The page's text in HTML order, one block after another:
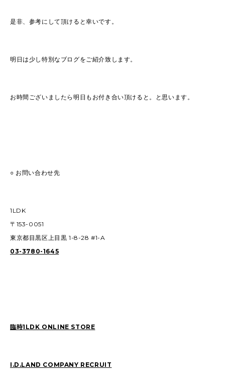
是非、参考にして頂けると幸いです。
明日は少し特別なブログをご紹介致します。
お時間ございましたら明日もお付き合い頂けると。と思います。
○ お問い合わせ先
1LDK
〒153-0051
東京都目黒区上目黒 1-8-28 #1-A
03-3780-1645
臨時1LDK ONLINE STORE
I.D.LAND COMPANY RECRUIT